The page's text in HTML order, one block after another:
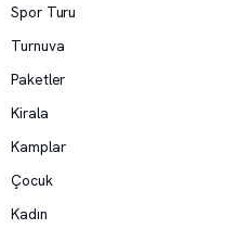
Spor Turu
Turnuva
Paketler
Kirala
Kamplar
Çocuk
Kadın